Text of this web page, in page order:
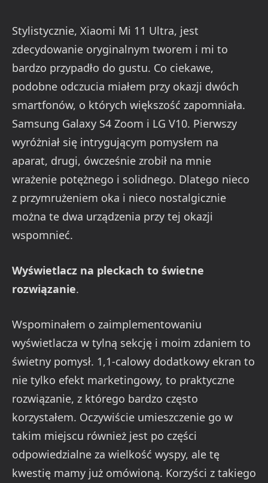
Stylistycznie, Xiaomi Mi 11 Ultra, jest
zdecydowanie oryginalnym tworem i mi to
bardzo przypadło do gustu. Co ciekawe,
podobne odczucia miałem przy okazji dwóch
smartfonów, o których większość zapomniała.
Samsung Galaxy S4 Zoom i LG V10. Pierwszy
wyróżniał się intrygującym pomysłem na
aparat, drugi, ówcześnie zrobił na mnie
wrażenie potężnego i solidnego. Dlatego nieco
z przymrużeniem oka i nieco nostalgicznie
można te dwa urządzenia przy tej okazji
wspomnieć.
Wyświetlacz na pleckach to świetne
rozwiązanie.
Wspominałem o zaimplementowaniu
wyświetlacza w tylną sekcję i moim zdaniem to
świetny pomysł. 1,1-calowy dodatkowy ekran to
nie tylko efekt marketingowy, to praktyczne
rozwiązanie, z którego bardzo często
korzystałem. Oczywiście umieszczenie go w
takim miejscu również jest po części
odpowiedzialne za wielkość wyspy, ale tę
kwestię mamy już omówioną. Korzyści z takiego